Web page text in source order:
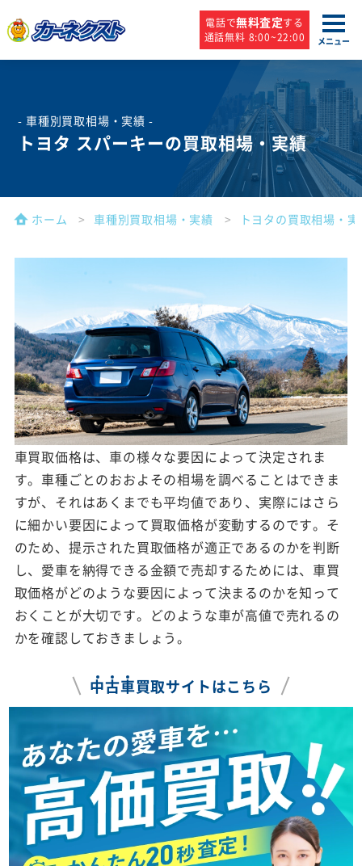
電話で無料査定する
通話無料 8:00~22:00
メニュー
- 車種別買取相場・実績 -
トヨタ スパーキーの買取相場・実績
ホーム 車種別買取相場・実績 トヨタの買取相場・
車買取価格は、車の様々な要因によって決定されま
す。車種ごとのおおよその相場を調べることはできま
すが、それはあくまでも平均値であり、実際にはさら
に細かい要因によって買取価格が変動するのです。そ
のため、提示された買取価格が適正であるのかを判断
し、愛車を納得できる金額で売却するためには、車買
取価格がどのような要因によって決まるのかを知って
おくことが大切です。どのような車が高値で売れるの
かを確認しておきましょう。
中古車買取サイトはこちら